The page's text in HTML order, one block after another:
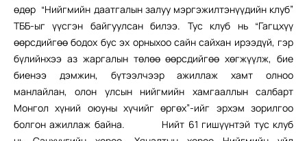
өдөр “Нийгмийн даатгалын залуу мэргэжилтэнүүдийн клуб”
ТББ-ыг үүсгэн байгуулсан билээ. Тус клуб нь “Гагцхүү
өөрсдийгөө бодох бус эх орныхоо сайн сайхан ирээдүй, гэр
бүлийнхээ аз жаргалын төлөө өөрсдийгөө хөгжүүлж, бие
биенээ дэмжин, бүтээлчээр ажиллаж хамт олноо
манлайлан, олон улсын нийгмийн хамгааллын салбарт
Монгол хүний оюуны хүчийг өргөх”-ийг эрхэм зорилгоо
болгон ажиллаж байна.
Нийт 61 гишүүнтэй тус клуб